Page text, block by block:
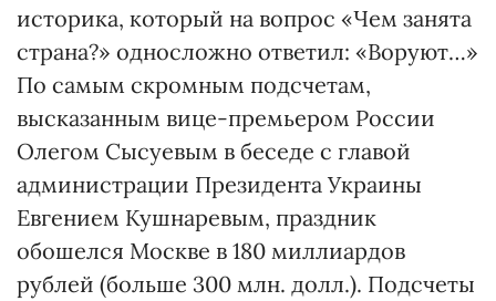
историка, который на вопрос «Чем занята
страна?» односложно ответил: «Воруют…»
По самым скромным подсчетам,
высказанным вице-премьером России
Олегом Сысуевым в беседе с главой
администрации Президента Украины
Евгением Кушнаревым, праздник
обошелся Москве в 180 миллиардов
рублей (больше 300 млн. долл.). Подсчеты